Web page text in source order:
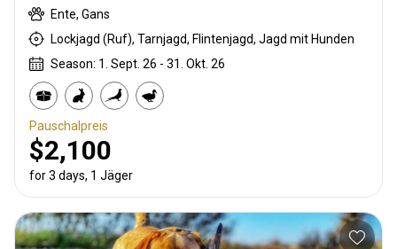
Ente, Gans
Lockjagd (Ruf), Tarnjagd, Flintenjagd, Jagd mit Hunden
Season: 1. Sept. 26 - 31. Okt. 26
Pauschalpreis
$2,100
for 3 days, 1 Jäger